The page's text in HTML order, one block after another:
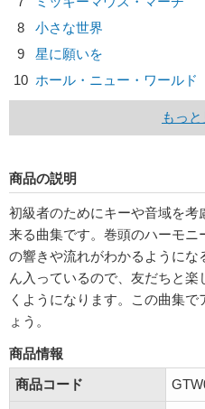
8
小さな世界
9
星に願いを
10 ホール・ニュー・ワールド
もっ
商品の説明
初級者のためにキーや音域を考
来る曲集です。巻頭のハーモ
の響きや流れがわかるようにな
ん入っているので、友だちと
くようになります。この曲集
ょう。
商品情報
商品コード